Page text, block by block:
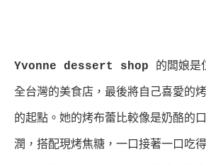
Yvonne dessert shop 的闆娘
全台灣的美食店，最後將自己喜愛的
的起點。 她的烤布蕾比較像是奶酪的
潤，搭配現烤焦糖，一口接著一口吃得